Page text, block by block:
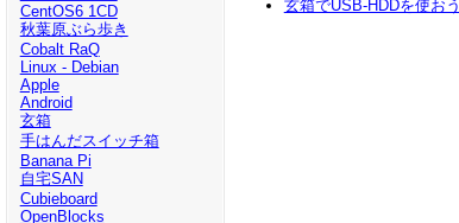
CentOS6 1CD
秋葉原ぶら歩き
Cobalt RaQ
Linux - Debian
Apple
Android
玄箱
手はんだスイッチ箱
Banana Pi
自宅SAN
Cubieboard
OpenBlocks
玄箱でUSB-HDDを使おう